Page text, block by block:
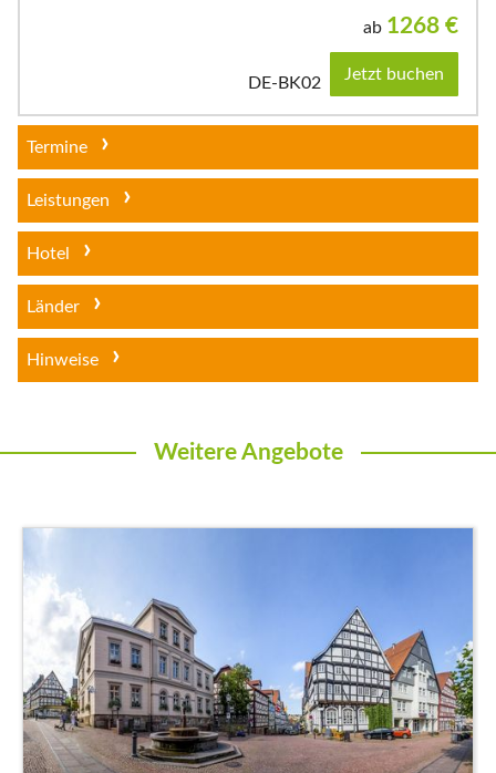
ab 1268 €
DE-BK02 Jetzt buchen
Termine
Leistungen
Hotel
Länder
Hinweise
Weitere Angebote